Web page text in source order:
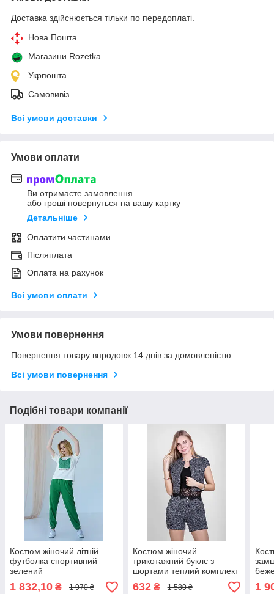
Доставка здійснюється тільки по передоплаті.
Нова Пошта
Магазини Rozetka
Укрпошта
Самовивіз
Всі умови доставки
Умови оплати
Ви отримаєте замовлення
або гроші повернуться на вашу картку
Детальніше
Оплатити частинами
Післяплата
Оплата на рахунок
Всі умови оплати
Умови повернення
Повернення товару впродовж 14 днів за домовленістю
Всі умови повернення
Подібні товари компанії
Костюм жіночий літній
футболка спортивний
зелений
1 832,10 ₴ 1 970 ₴
Костюм жіночий
трикотажний буклє з
шортами теплий комплект
сірий
632₴ 1 580 ₴ 1